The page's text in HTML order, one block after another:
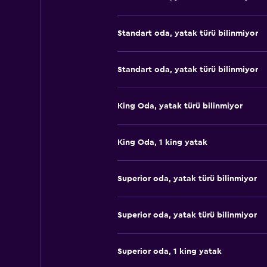
Standart oda, yatak türü bilinmiyor
Standart oda, yatak türü bilinmiyor
King Oda, yatak türü bilinmiyor
King Oda, 1 king yatak
Superior oda, yatak türü bilinmiyor
Superior oda, yatak türü bilinmiyor
Superior oda, 1 king yatak